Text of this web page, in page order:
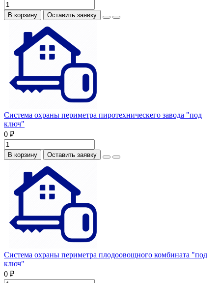
В корзину Оставить заявку
Система охраны периметра пиротехническего завода "под
ключ"
0 ₽
В корзину Оставить заявку
Система охраны периметра плодоовощного комбината "под
ключ"
0 ₽